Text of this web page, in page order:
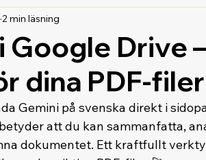
Google Drive
dina PDF-filer
2 min läsning
Gemini på svenska direkt i
att du kan sammanfatta,
dokumentet. Ett kraftfullt